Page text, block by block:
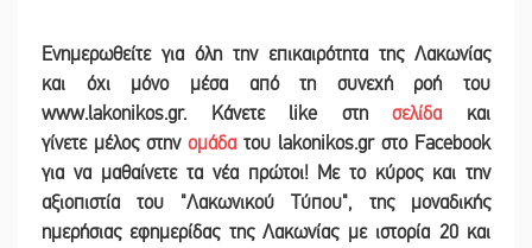
Ενημερωθείτε για όλη την επικαιρότητα της Λακωνίας
και όχι μόνο μέσα από τη συνεχή ροή του
www.lakonikos.gr. Κάνετε like στησελίδα και
γίνετε μέλος στην ομάδα του lakonikos.gr στο Facebook
για να μαθαίνετε τα νέα πρώτοι! Με το κύρος και την
αξιοπιστία του "Λακωνικού Τύπου", της μοναδικής
ημερήσιας εφημερίδας της Λακωνίας με ιστορία 20 και